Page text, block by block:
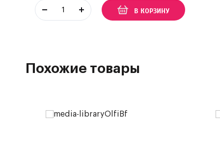
В КОРЗИНУ
Похожие товары